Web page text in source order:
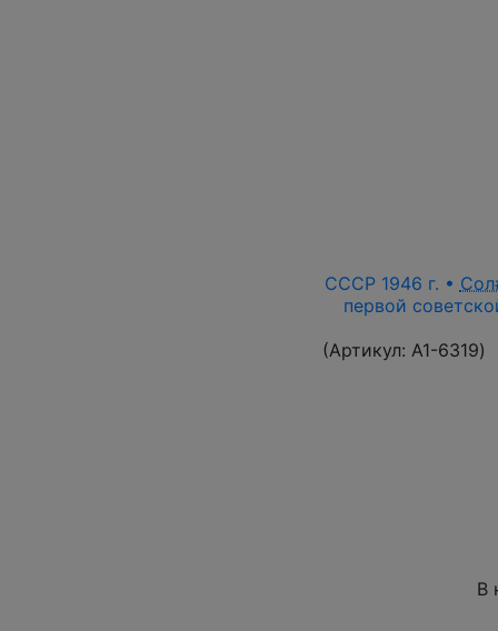
СССР 1946 г. •
первой
(Артикул: A1-6319)
В